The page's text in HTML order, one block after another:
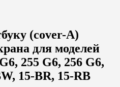
(cover-A)
для моделей
255 G6, 256 G6,
15-BR, 15-RB